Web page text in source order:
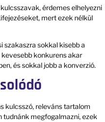
érdemes elhelyezni
mert ezek nélkül
szakaszra sokkal kisebb a
konkurens akar
és sokkal jobb a konverzió.
kulcsszó, releváns tartalom
tudnánk megfogalmazni, ezek